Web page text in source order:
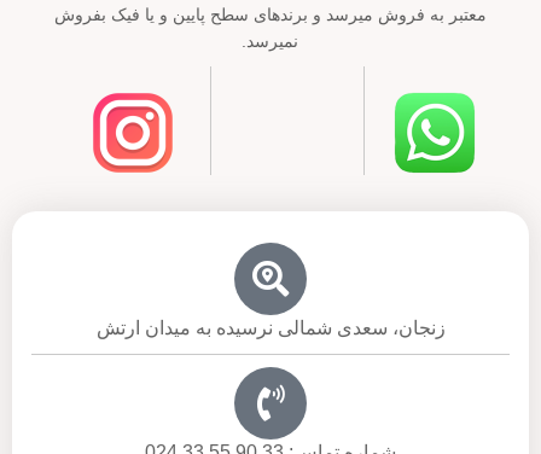
معتبر به فروش میرسد و برندهای سطح پایین و یا فیک بفروش
نمیرسد.
زنجان، سعدی شمالی نرسیده به میدان ارتش